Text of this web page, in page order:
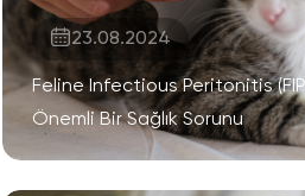
23.08.2024
Feline Infectious Peritonitis
Önemli Bir Sağlık Sorunu